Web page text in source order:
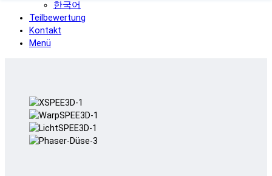
한국어
Teilbewertung
Kontakt
Menü